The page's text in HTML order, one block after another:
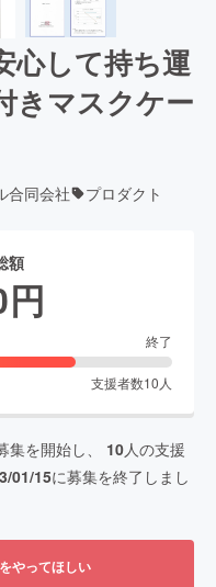
心して持ち運
きマスクケー
合同会社 プロダクト
額
円
終了
支援者数10 人
集を開始し、 10人の支援
01/15に募集を終了しまし
やってほしい